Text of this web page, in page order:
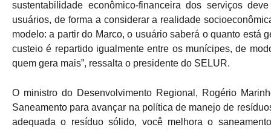
sustentabilidade econômico-financeira dos serviços
usuários, de forma a considerar a realidade
modelo: a partir do Marco, o usuário saberá o quanto está
custeio é repartido igualmente entre os munícipes, de
quem gera mais”, ressalta o presidente do SELUR.
O ministro do Desenvolvimento Regional, Rogério
Saneamento para avançar na política de manejo de
adequada o resíduo sólido, você melhora o